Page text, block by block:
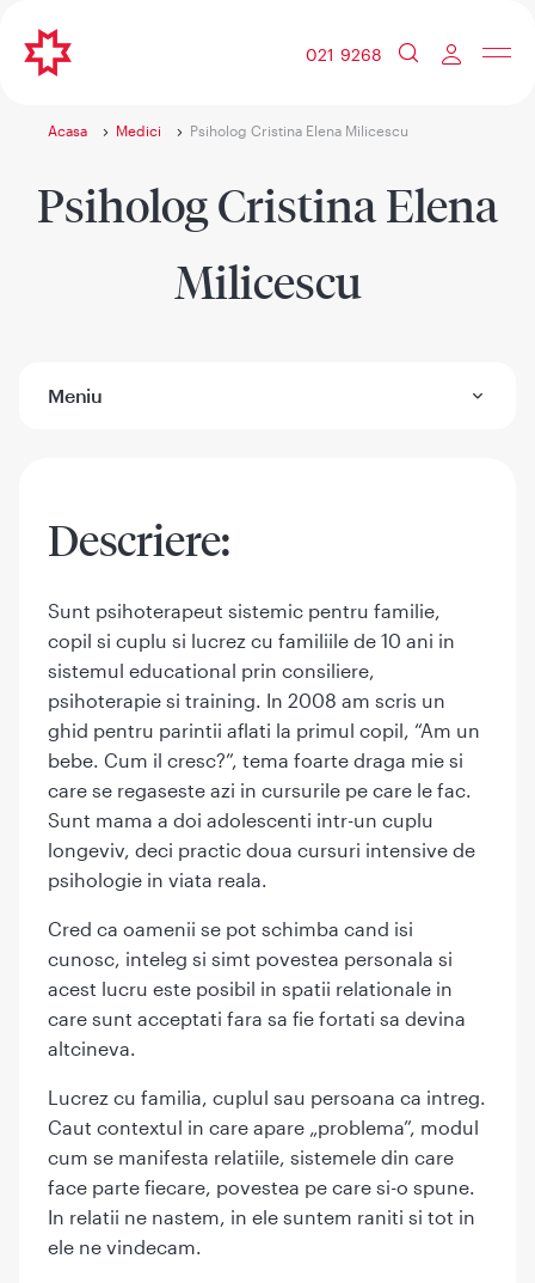
021 9268
Acasa Medici Psiholog Cristina Elena Milicescu
Psiholog Cristina Elena
Milicescu
Meniu
Descriere:
Sunt psihoterapeut sistemic pentru familie,
copil si cuplu si lucrez cu familiile de 10 ani in
sistemul educational prin consiliere,
psihoterapie si training. In 2008 am scris un
ghid pentru parintii aflati la primul copil, “Am un
bebe. Cum il cresc?”, tema foarte draga mie si
care se regaseste azi in cursurile pe care le fac.
Sunt mama a doi adolescenti intr-un cuplu
longeviv, deci practic doua cursuri intensive de
psihologie in viata reala.
Cred ca oamenii se pot schimba cand isi
cunosc, inteleg si simt povestea personala si
acest lucru este posibil in spatii relationale in
care sunt acceptati fara sa fie fortati sa devina
altcineva.
Lucrez cu familia, cuplul sau persoana ca intreg.
Caut contextul in care apare „problema”, modul
cum se manifesta relatiile, sistemele din care
face parte fiecare, povestea pe care si-o spune.
In relatii ne nastem, in ele suntem raniti si tot in
ele ne vindecam.